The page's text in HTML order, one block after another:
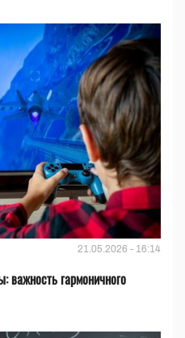
21.05.2026 - 16:14
важность гармоничного